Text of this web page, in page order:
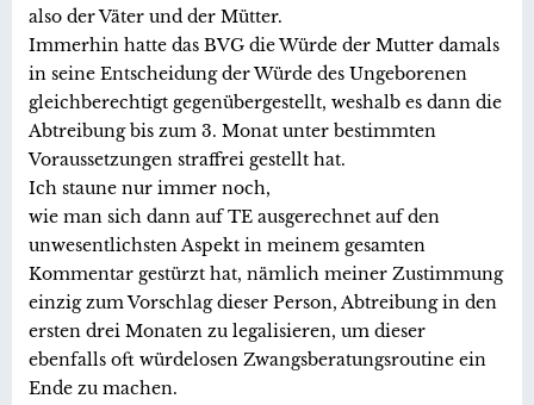
also der Väter und der Mütter.
Immerhin hatte das BVG die Würde der Mutter damals
in seine Entscheidung der Würde des Ungeborenen
gleichberechtigt gegenübergestellt, weshalb es dann die
Abtreibung bis zum 3. Monat unter bestimmten
Voraussetzungen straffrei gestellt hat.
Ich staune nur immer noch,
wie man sich dann auf TE ausgerechnet auf den
unwesentlichsten Aspekt in meinem gesamten
Kommentar gestürzt hat, nämlich meiner Zustimmung
einzig zum Vorschlag dieser Person, Abtreibung in den
ersten drei Monaten zu legalisieren, um dieser
ebenfalls oft würdelosen Zwangsberatungsroutine ein
Ende zu machen.